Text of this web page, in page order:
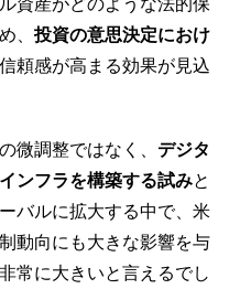
、 投資の意思決定におけ
頼感が高まる効果が見込
微調整ではなく、 デジタ
ンフラを構築する試みと
バルに拡大する中で、米
動向にも大きな影響を与
常に大きいと言えるでし